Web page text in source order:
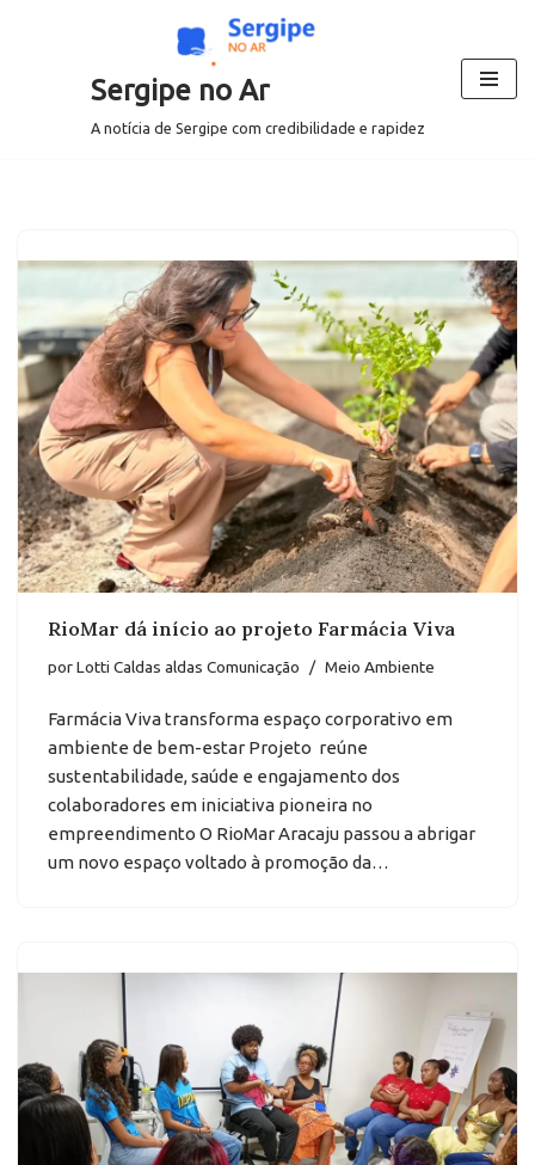
Sergipe no Ar
A notícia de Sergipe com credibilidade e rapidez
RioMar dá início ao projeto Farmácia Viva
porLotti Caldas aldas Comunicação Meio Ambiente
Farmácia Viva transforma espaço corporativo em
ambiente de bem-estar Projeto reúne
sustentabilidade, saúde e engajamento dos
colaboradores em iniciativa pioneira no
empreendimento O RioMar Aracaju passou a abrigar
um novo espaço voltado à promoção da…